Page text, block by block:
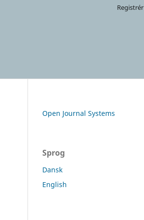
Registrér
Open Journal Systems
Sprog
Dansk
English